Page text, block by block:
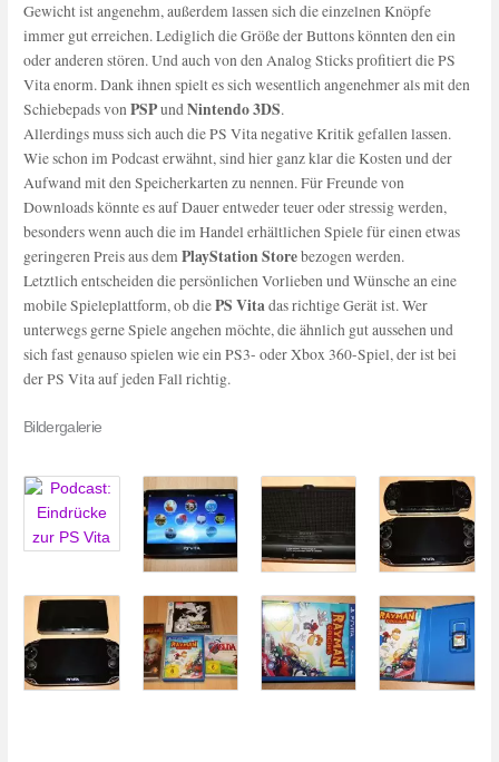
Gewicht ist angenehm, außerdem lassen sich die einzelnen Knöpfe
immer gut erreichen. Lediglich die Größe der Buttons könnten den ein
oder anderen stören. Und auch von den Analog Sticks profitiert die PS
Vita enorm. Dank ihnen spielt es sich wesentlich angenehmer als mit den
Schiebepads vonPSPundNintendo 3DS.
Allerdings muss sich auch die PS Vita negative Kritik gefallen lassen.
Wie schon im Podcast erwähnt, sind hier ganz klar die Kosten und der
Aufwand mit den Speicherkarten zu nennen. Für Freunde von
Downloads könnte es auf Dauer entweder teuer oder stressig werden,
besonders wenn auch die im Handel erhältlichen Spiele für einen etwas
geringeren Preis aus demPlayStation Storebezogen werden.
Letztlich entscheiden die persönlichen Vorlieben und Wünsche an eine
mobile Spieleplattform, ob diePS Vitadas richtige Gerät ist. Wer
unterwegs gerne Spiele angehen möchte, die ähnlich gut aussehen und
sich fast genauso spielen wie ein PS3- oder Xbox 360-Spiel, der ist bei
der PS Vita auf jeden Fall richtig.
Bildergalerie